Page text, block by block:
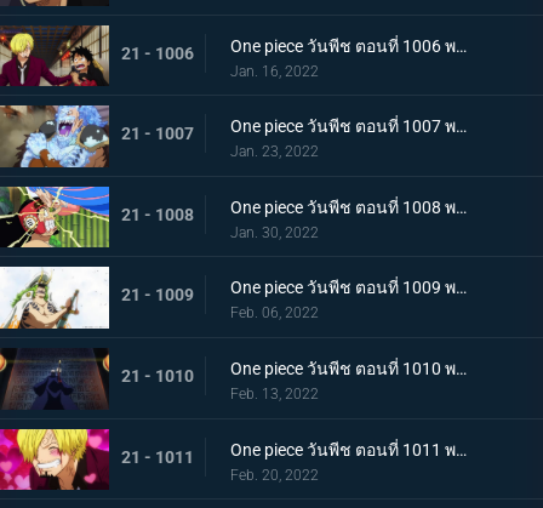
21 - 1006 One piece วันพีช ตอนที่ 1006 พากย์ไทย อภัยให้ไม่ได้! การตัดสินใจของช็อปเปอร์
Jan. 16, 2022
21 - 1007 One piece วันพีช ตอนที่ 1007 พากย์ไทย การไล่ล่าของโซโล! อสูรน้ำแข็ง in เกมไล่จับ
Jan. 23, 2022
21 - 1008 One piece วันพีช ตอนที่ 1008 พากย์ไทย นามิยอมจำนน ท่าเฮดบลัดของอุลติ
Jan. 30, 2022
21 - 1009 One piece วันพีช ตอนที่ 1009 พากย์ไทย ซาซากิรุกหนัก หน่วยรบหุ้มเกราะปะทะยามาโตะ
Feb. 06, 2022
21 - 1010 One piece วันพีช ตอนที่ 1010 พากย์ไทย ทลายอสูรน้ำแข็ง แผนเพลิงของช็อปเปอร์!
Feb. 13, 2022
21 - 1011 One piece วันพีช ตอนที่ 1011 พากย์ไทย ดีก็แย่แล้ว! แมงมุมล่อลวงซันจิ
Feb. 20, 2022